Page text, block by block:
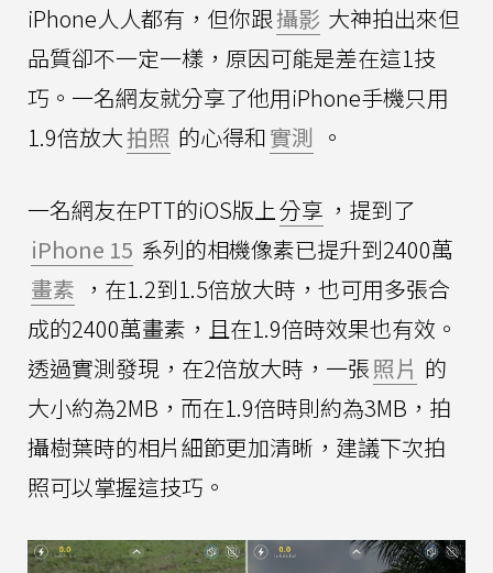
iPhone人人都有，但你跟攝影 大神拍出來但
品質卻不一定一樣，原因可能是差在這1技
巧。一名網友就分享了他用iPhone手機只用
1.9倍放大拍照 的心得和實測 。
一名網友在PTT的iOS版上分享 ，提到了
iPhone 15 系列的相機像素已提升到2400萬
畫素 ，在1.2到1.5倍放大時，也可用多張合
成的2400萬畫素，且在1.9倍時效果也有效。
透過實測發現，在2倍放大時，一張照片 的
大小約為2MB，而在1.9倍時則約為3MB，拍
攝樹葉時的相片細節更加清晰，建議下次拍
照可以掌握這技巧。